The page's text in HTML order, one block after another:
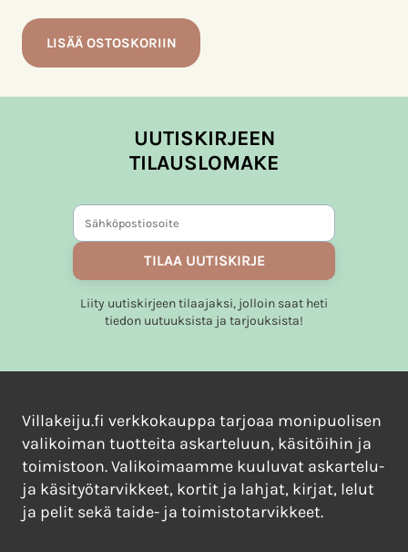
LISÄÄ OSTOSKORIIN
UUTISKIRJEEN
TILAUSLOMAKE
TILAA UUTISKIRJE
Liity uutiskirjeen tilaajaksi, jolloin saat heti
tiedon uutuuksista ja tarjouksista!
Villakeiju.fi verkkokauppa tarjoaa monipuolisen
valikoiman tuotteita askarteluun, käsitöihin ja
toimistoon. Valikoimaamme kuuluvat askartelu-
ja käsityötarvikkeet, kortit ja lahjat, kirjat, lelut
ja pelit sekä taide- ja toimistotarvikkeet.